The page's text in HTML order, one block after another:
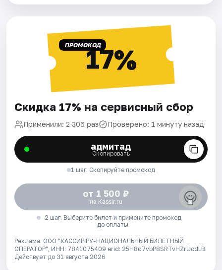
ПРОМОКОД17%
Скидка 17% на сервисный сбор
Применили: 2 306 раз Проверено: 1 минуту назад
адмитад
Скопировать
1 шаг. Скопируйте промокод
от 1 500 ₽
на Kassir.ru
2 шаг. Выберите билет и примените промокод
до оплаты
Реклама. ООО "КАССИР.РУ-НАЦИОНАЛЬНЫЙ БИЛЕТНЫЙ
ОПЕРАТОР", ИНН: 7841075409 erid: 25H8d7vbP8SRTvHZrUcdLB.
Действует до 31 августа 2026